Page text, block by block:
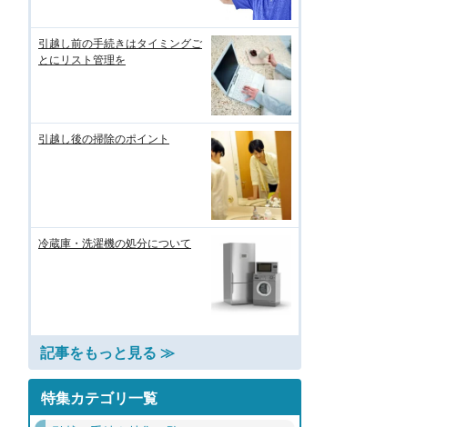
引越し前の手続きはタイミングご
とにリスト管理を
引越し後の掃除のポイント
冷蔵庫・洗濯機の処分について
記事をもっと見る ≫
特集カテゴリ一覧